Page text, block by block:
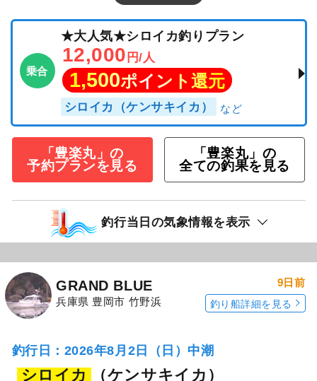
乗合
★大人気★シロイカ釣りプラン
12,000 円/人
1,500ポイント還元
シロイカ（ケンサキイカ）
「豊楽丸」の
予約プランを見る
「豊楽丸」の
全ての釣果を見る
釣行当日の気象情報を表示
GRAND BLUE
兵庫県 豊岡市 竹野浜
9日前
釣り船詳細を見る
釣行日：2026年8月2日（日）中潮
シロイカ （ケンサキイカ）